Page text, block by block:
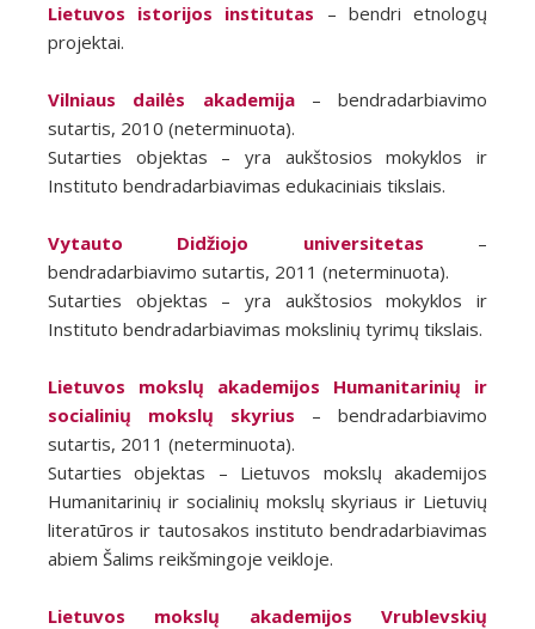
Lietuvos istorijos institutas – bendri etnologų
projektai.
Vilniaus dailės akademija– bendradarbiavimo
sutartis, 2010 (neterminuota).
Sutarties objektas – yra aukštosios mokyklos ir
Instituto bendradarbiavimas edukaciniais tikslais.
Vytauto Didžiojo universitetas –
bendradarbiavimo sutartis, 2011 (neterminuota).
Sutarties objektas – yra aukštosios mokyklos ir
Instituto bendradarbiavimas mokslinių tyrimų tikslais.
Lietuvos mokslų akademijos Humanitarinių ir
socialinių mokslų skyrius – bendradarbiavimo
sutartis, 2011 (neterminuota).
Sutarties objektas – Lietuvos mokslų akademijos
Humanitarinių ir socialinių mokslų skyriaus ir Lietuvių
literatūros ir tautosakos instituto bendradarbiavimas
abiem Šalims reikšmingoje veikloje.
Lietuvos mokslų akademijos Vrublevskių